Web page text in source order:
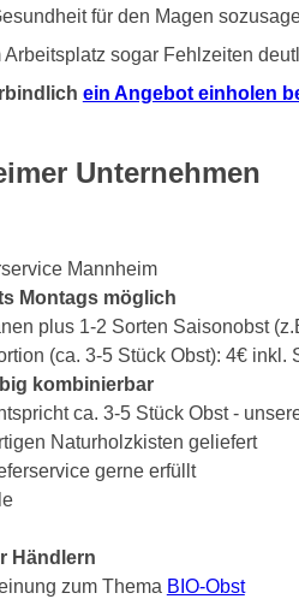
für den Magen
sogar Fehlzeiten
ein Angebot einholen
Unternehmen
Mannheim
Montags möglich
plus 1-2 Sorten Saisonobst
(ca. 3-5 Stück Obst): 4€ inkl.
kombinierbar
ca. 3-5 Stück Obst -
Naturholzkisten geliefert
gerne erfüllt
Händlern
zum Thema BIO-Obst